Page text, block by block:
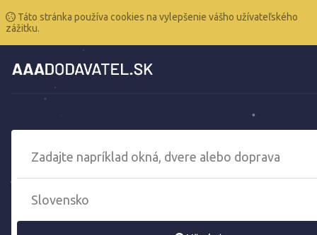
Táto stránka používa cookies na vylepšenie vášho užívateľského
zážitku.